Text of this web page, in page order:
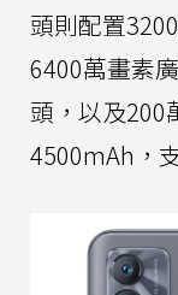
頭則配置
6400萬畫素
頭，以及200
4500mAh，